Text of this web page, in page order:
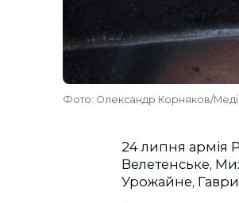
Фото: Олександр Корняков/
24 липня армія
Велетенське,
Урожайне,